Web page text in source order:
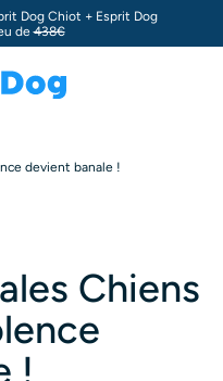
Dog Chiot + Esprit Dog
de438€
devient banale !
Chiens
!